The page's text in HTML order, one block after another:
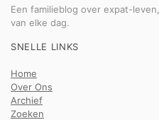
Een familieblog over expat-
van elke dag.
SNELLE LINKS
Home
Over Ons
Archief
Zoeken